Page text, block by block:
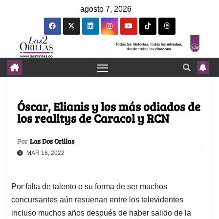
agosto 7, 2026
Óscar, Elianis y los más odiados de
los realitys de Caracol y RCN
Por Las Dos Orillas
MAR 16, 2022
Por falta de talento o su forma de ser muchos
concursantes aún resuenan entre los televidentes
incluso muchos años después de haber salido de la